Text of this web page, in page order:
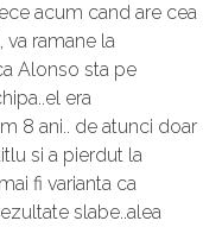
acum cand are cea
va ramane la
Alonso sta pe
era
8 ani.. de atunci doar
si a pierdut la
fi varianta ca
slabe..alea